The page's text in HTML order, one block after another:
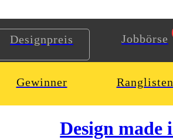
Designpreis Jobbörse
Gewinner Ranglisten
Design made